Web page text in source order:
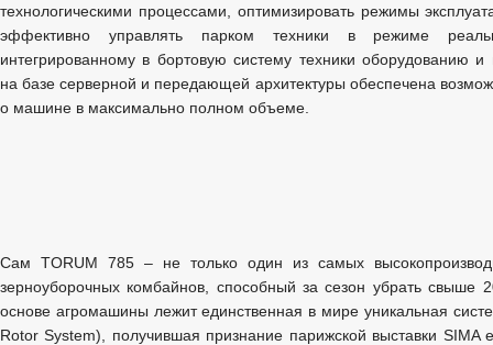
технологическими процессами, оптимизировать режимы
эффективно управлять парком техники в режиме
интегрированному в бортовую систему техники оборудованию
на базе серверной и передающей архитектуры обеспечена
о машине в максимально полном объеме.
Сам TORUM 785 – не только один из самых
зерноуборочных комбайнов, способный за сезон убрать свыше
основе агромашины лежит единственная в мире уникальная
Rotor System), получившая признание парижской выставки SIMA